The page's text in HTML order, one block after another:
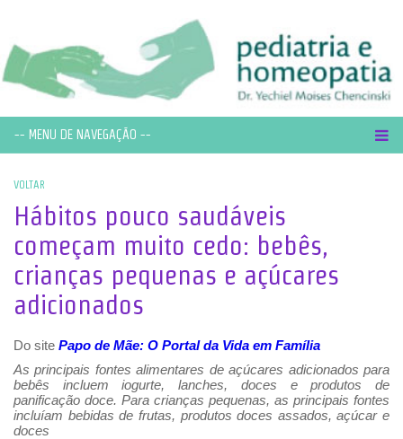
-- MENU DE NAVEGAÇÃO --
VOLTAR
Hábitos pouco saudáveis ​​
começam muito cedo: bebês,
crianças pequenas e açúcares
adicionados
Do site Papo de Mãe: O Portal da Vida em Família
As principais fontes alimentares de açúcares adicionados para
bebês incluem iogurte, lanches, doces e produtos de
panificação doce. Para crianças pequenas, as principais fontes
incluíam bebidas de frutas, produtos doces assados, açúcar e
doces